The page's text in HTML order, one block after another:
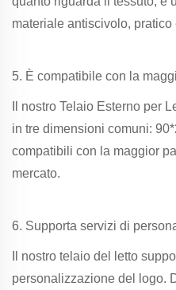
materiale antiscivolo, pratico
5. È compatibile con la
Il nostro Telaio Esterno per
in tre dimensioni comuni:
compatibili con la maggior
mercato.
6. Supporta servizi di
Il nostro telaio del letto
personalizzazione del logo.